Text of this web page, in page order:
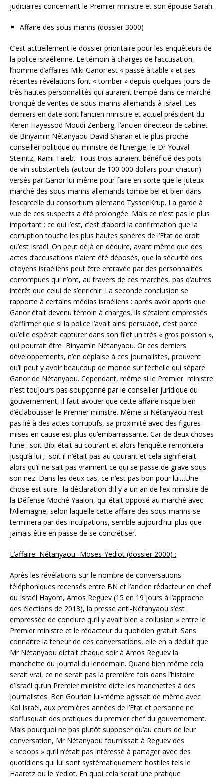
judiciaires concernant le Premier ministre et son épouse Sarah.
Affaire des sous marins (dossier 3000)
C’est actuellement le dossier prioritaire pour les enquêteurs de
la police israélienne. Le témoin à charges de l’accusation,
l’homme d’affaires Miki Ganor est « passé à table » et ses
récentes révélations font « tomber » depuis quelques jours de
très hautes personnalités qui auraient trempé dans ce marché
tronqué de ventes de sous-marins allemands à Israël. Les
derniers en date sont l’ancien ministre et actuel président du
Keren Hayessod Moudi Zenberg, l’ancien directeur de cabinet
de Binyamin Nétanyaou David Sharan et le plus proche
conseiller politique du ministre de l’Energie, le Dr Youval
Steinitz, Rami Taieb. Tous trois auraient bénéficié des pots-
de-vin substantiels (autour de 100 000 dollars pour chacun)
versés par Ganor lui-même pour faire en sorte que le juteux
marché des sous-marins allemands tombe bel et bien dans
l’escarcelle du consortium allemand TyssenKrup. La garde à
vue de ces suspects a été prolongée. Mais ce n’est pas le plus
important : ce qui l’est, c’est d’abord la confirmation que la
corruption touche les plus hautes sphères de l’Etat de droit
qu’est Israël. On peut déjà en déduire, avant même que des
actes d’accusations n’aient été déposés, que la sécurité des
citoyens israéliens peut être entravée par des personnalités
corrompues qui n’ont, au travers de ces marchés, pas d’autres
intérêt que celui de s’enrichir. La seconde conclusion se
rapporte à certains médias israéliens : après avoir appris que
Ganor était devenu témoin à charges, ils s’étaient empressés
d’affirmer que si la police l’avait ainsi persuadé, c’est parce
qu’elle espérait capturer dans son filet un très « gros poisson »,
qui pourrait être Binyamin Nétanyaou. Or ces derniers
développements, n’en déplaise à ces journalistes, prouvent
qu’il peut y avoir beaucoup de monde sur l’échelle qui sépare
Ganor de Nétanyaou. Cependant, même si le Premier ministre
n’est toujours pas soupçonné par le conseiller juridique du
gouvernement, il faut avouer que cette affaire risque bien
d’éclabousser le Premier ministre. Même si Nétanyaou n’est
pas lié à des actes corruptifs, sa proximité avec des figures
mises en cause est plus qu’embarrassante. Car de deux choses
l’une : soit Bibi était au courant et alors l’enquête remontera
jusqu’à lui ; soit il n’était pas au courant et cela signifierait
alors qu’il ne sait pas vraiment ce qui se passe de grave sous
son nez. Dans les deux cas, ce n’est pas bon pour lui…Une
chose est sure : la déclaration d’il y a un an de l’ex-ministre de
la Défense Moché Yaalon, qui était opposé au marché avec
l’Allemagne, selon laquelle cette affaire des sous-marins se
terminera par des inculpations, semble aujourd’hui plus que
jamais être en passe de se concrétiser.
L’affaire Nétanyaou -Moses-Yediot (dossier 2000) :
Après les révélations sur le nombre de conversations
téléphoniques recensés entre BN et l’ancien rédacteur en chef
du Israël Hayom, Amos Reguev (15 en 19 jours à l’approche
des élections de 2013), la presse anti-Nétanyaou s’est
empressée de conclure qu’il y avait bien « collusion » entre le
Premier ministre et le rédacteur du quotidien gratuit. Sans
connaître la teneur de ces conversations, elle en a déduit que
Mr Nétanyaou dictait chaque soir à Amos Reguev la
manchette du journal du lendemain. Quand bien même cela
serait vrai, ce ne serait pas la première fois dans l’histoire
d’Israël qu’un Premier ministre dicte les manchettes à des
journalistes. Ben Gourion lui-même agissait de même avec
Kol Israël, aux premières années de l’Etat et personne ne
s’offusquait des pratiques du premier chef du gouvernement.
Mais pourquoi ne pas plutôt supposer qu’au cours de leur
conversation, Mr Nétanyaou fournissait à Reguev des
« scoops » qu’il n’était pas intéressé à partager avec des
quotidiens qui lui sont systématiquement hostiles tels le
Haaretz ou le Yediot. En quoi cela serait une pratique